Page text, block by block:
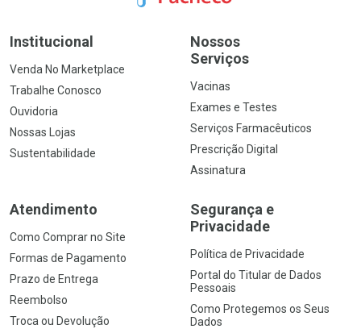
Institucional
Venda No Marketplace
Trabalhe Conosco
Ouvidoria
Nossas Lojas
Sustentabilidade
Nossos
Serviços
Vacinas
Exames e Testes
Serviços Farmacêuticos
Prescrição Digital
Assinatura
Atendimento
Como Comprar no Site
Formas de Pagamento
Prazo de Entrega
Reembolso
Troca ou Devolução
Segurança e
Privacidade
Política de Privacidade
Portal do Titular de Dados
Pessoais
Como Protegemos os Seus
Dados